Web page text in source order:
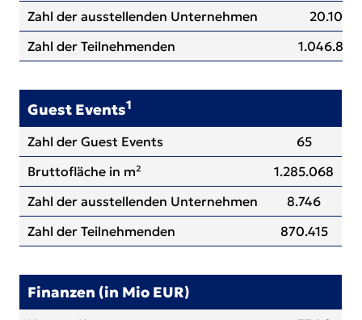
Zahl der ausstellenden Unternehmen
20.103
Zahl der Teilnehmenden
1.046.808
Guest Events1
Zahl der Guest Events
65
Bruttofläche in m²
1.285.068
Zahl der ausstellenden Unternehmen
8.746
Zahl der Teilnehmenden
870.415
Finanzen (in Mio EUR)